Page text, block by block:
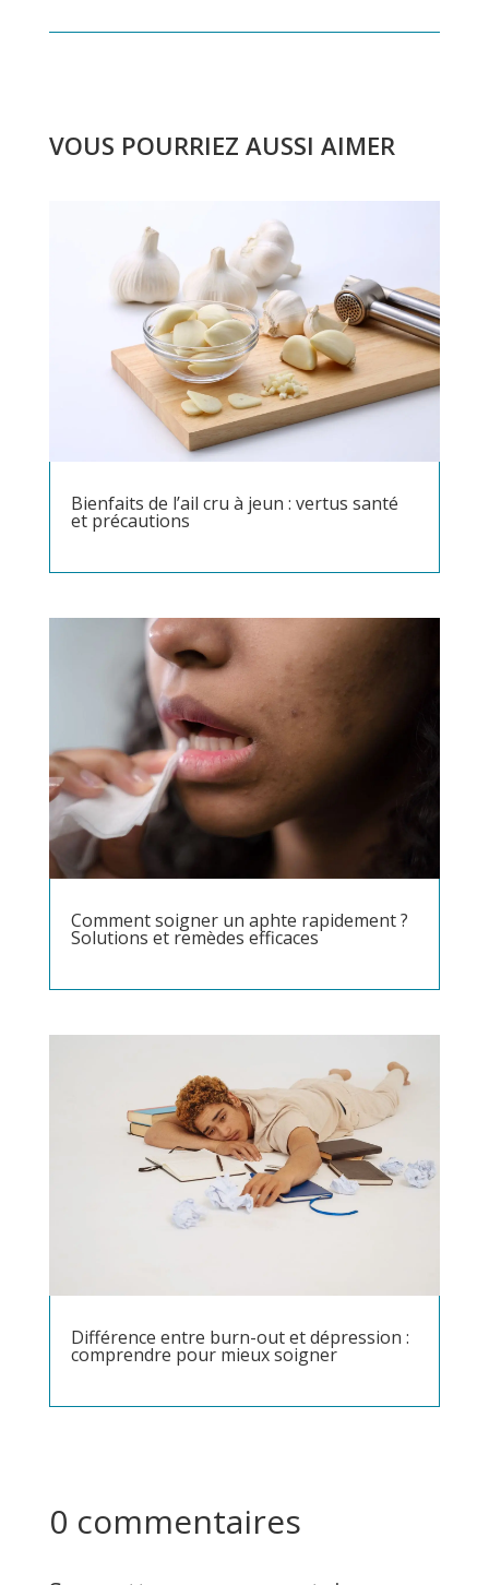
VOUS POURRIEZ AUSSI AIMER
Bienfaits de l’ail cru à jeun : vertus santé
et précautions
Comment soigner un aphte rapidement ?
Solutions et remèdes efficaces
Différence entre burn-out et dépression :
comprendre pour mieux soigner
0 commentaires